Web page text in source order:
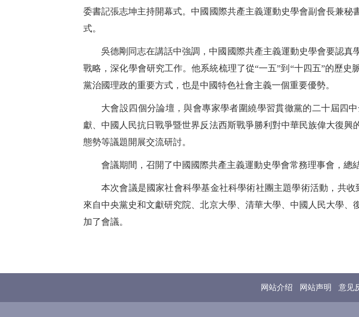
委書記張志坤主持開幕式。中國國際共產主義運動史學會副會長兼
式。
吳德剛同志在講話中強調，中國國際共產主義運動史學會要認
戰略，深化學會研究工作。他系統梳理了從“一五”到“十四五”的歷
黨治國理政的重要方式，也是中國特色社會主義一個重要優勢。
大會設四個分論壇，與會專家學者圍繞學習貫徹黨的二十屆四
獻、中國人民抗日戰爭暨世界反法西斯戰爭勝利對中華民族偉大復
態勢等議題開展交流研討。
會議期間，召開了中國國際共產主義運動史學會常務理事會，總
本次會議是國家社會科學基金社科學術社團主題學術活動，共
來自中央黨史和文獻研究院、北京大學、清華大學、中國人民大學
加了會議。
网站介绍 网站声明 意见